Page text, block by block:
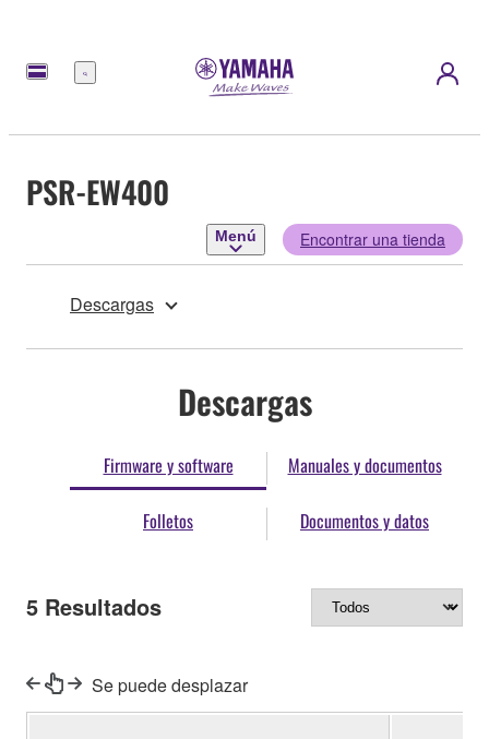
Menú
PSR-EW400
Menú Encontrar una tienda
Descargas
Descargas
Firmware y software Manuales y documentos
Folletos Documentos y datos
5 Resultados
Se puede desplazar